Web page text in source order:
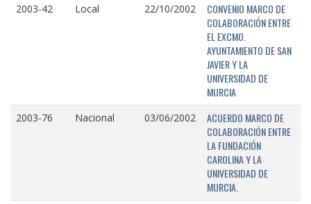
2003-42 Local 22/10/2002
CONVENIO MARCO DE
COLABORACIÓN ENTRE
EL EXCMO.
AYUNTAMIENTO DE SAN
JAVIER Y LA
UNIVERSIDAD DE
MURCIA
2003-76 Nacional 03/06/2002
ACUERDO MARCO DE
COLABORACIÓN ENTRE
LA FUNDACIÓN
CAROLINA Y LA
UNIVERSIDAD DE
MURCIA.